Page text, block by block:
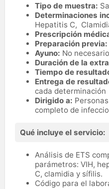
Tipo de muestra:
Determinaciones
Hepatitis C,
Prescripción
Preparación previa:
Ayuno: No necesario
Duración de la
Tiempo de
Entrega de
cada determinación
Dirigido a:
completo de
Qué incluye el servicio:
Análisis de ETS
parámetros: VIH,
C, clamidia y sífilis.
Código para el